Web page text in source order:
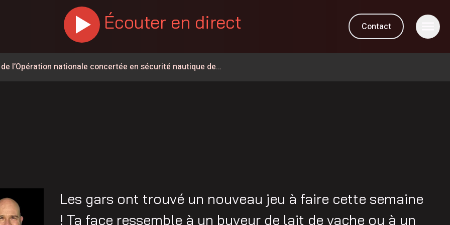
Écouter en direct Contact
l’Opération nationale concertée en sécurité nautique de
sur l’A-20 à Villeroy
activée
conserve son avance dans les intentions de vote
service de tri des déchets directement sur les chantiers
Les gars ont trouvé un nouveau jeu à faire cette semaine
! Ta face ressemble à un buveur de lait de vache ou à un